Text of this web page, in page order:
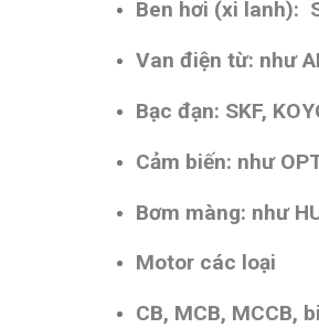
Ben hơi (xi lanh):
Van điện từ: như
Bạc đạn: SKF,
Cảm biến: như
Bơm màng: như
Motor các loại
CB, MCB, MCCB,